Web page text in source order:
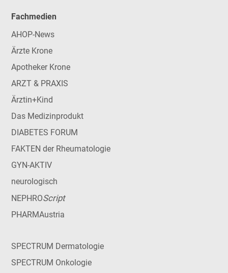
Fachmedien
AHOP-News
Ärzte Krone
Apotheker Krone
ARZT & PRAXIS
Ärztin+Kind
Das Medizinprodukt
DIABETES FORUM
FAKTEN der Rheumatologie
GYN-AKTIV
neurologisch
NEPHROScript
PHARMAustria
SPECTRUM Dermatologie
SPECTRUM Onkologie